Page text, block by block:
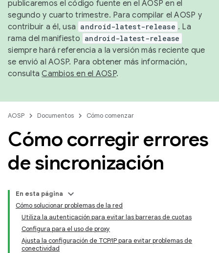
publicaremos el código fuente en el AOSP en el
segundo y cuarto trimestre. Para compilar el AOSP y
contribuir a él, usa android-latest-release . La
rama del manifiesto android-latest-release
siempre hará referencia a la versión más reciente que
se envió al AOSP. Para obtener más información,
consultaCambios en el AOSP.
AOSP Documentos Cómo comenzar
Cómo corregir errores
de sincronización
En esta página
Cómo solucionar problemas de la red
Utiliza la autenticación para evitar las barreras de cuotas
Configura para el uso de proxy
Ajusta la configuración de TCP/IP para evitar problemas de
conectividad